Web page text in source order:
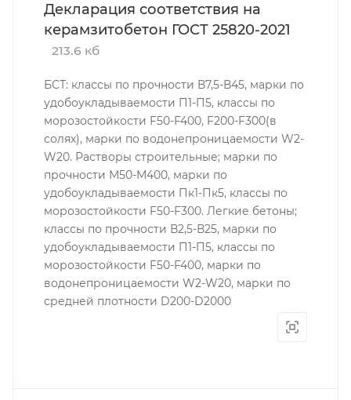
Декларация соответствия на
керамзитобетон ГОСТ 25820-2021
213.6 кб
БСТ: классы по прочности В7,5-В45, марки по
удобоукладываемости П1-П5, классы по
морозостойкости F50-F400, F200-F300(в
солях), марки по водонепроницаемости W2-
W20. Растворы строительные; марки по
прочности М50-М400, марки по
удобоукладываемости Пк1-Пк5, классы по
морозостойкости F50-F300. Легкие бетоны;
классы по прочности В2,5-В25, марки по
удобоукладываемости П1-П5, классы по
морозостойкости F50-F400, марки по
водонепроницаемости W2-W20, марки по
средней плотности D200-D2000